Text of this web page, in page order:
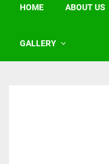
HOME ABOUT US
GALLERY